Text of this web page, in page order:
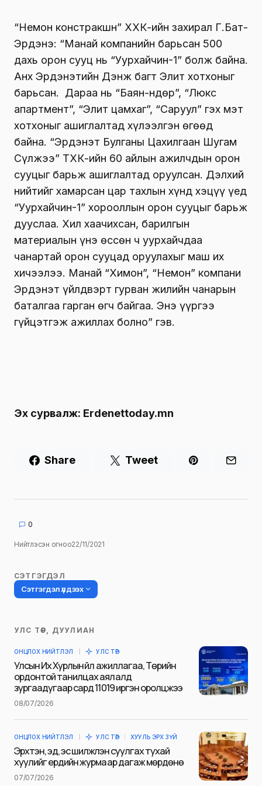
“Немон констракшн” ХХК-ийн захирал Г.Бат-
Эрдэнэ: “Манай компанийн барьсан 500
дахь орон сууц нь “Уурхайчин-1” болж байна.
Анх Эрдэнэтийн Дэнж багт Элит хотхоныг
барьсан. Дараа нь “Баян-Өндөр”, “Люкс
апартмент”, “Элит цамхаг”, “Саруул” гэх мэт
хотхоныг ашиглалтад хүлээлгэн өгөөд
байна. “Эрдэнэт Булганы Цахилгаан Шугам
Сүлжээ” ТӨХК-ийн 60 айлын ажилчдын орон
сууцыг барьж ашиглалтад оруулсан. Дэлхий
нийтийг хамарсан цар тахлын хүнд хэцүү үед
“Уурхайчин-1” хорооллын орон сууцыг барьж
дууслаа. Хил хаачихсан, барилгын
материалын үнэ өссөн ч уурхайчдаа
чанартай орон сууцад оруулахыг маш их
хичээлээ. Манай “Химон”, “Немон” компани
Эрдэнэт үйлдвэрт гурван жилийн чанарын
баталгаа гарган өгч байгаа. Энэ үүргээ
гүйцэтгэж ажиллах болно” гэв.
Эх сурвалж: Erdenettoday.mn
Share Tweet
0
Нийтлэсэн огноо22/11/2021
СЭТГЭГДЭЛ
Сэтгэгдэл үлдээх
Таны имэйл хаягийг нийтлэхгүй.
тэмдэглэсэн
Name
УЛС ТӨР, ДУУЛИАН
ОНЦЛОХ НИЙТЛЭЛ УЛС ТӨР
Улсын Их Хурлын үйл ажиллагаа, Төрийн
ордонтой танилцах аялалд
зургаадугаар сард 11019 иргэн оролцжээ
08/07/2026
ОНЦЛОХ НИЙТЛЭЛ УЛС ТӨР ХУУЛЬ ЭРХ ЗҮЙ
Эрхтэн, эд, эс шилжүүлэн суулгах тухай
хуулийг ердийн журмаар дагаж мөрдөнө
07/07/2026